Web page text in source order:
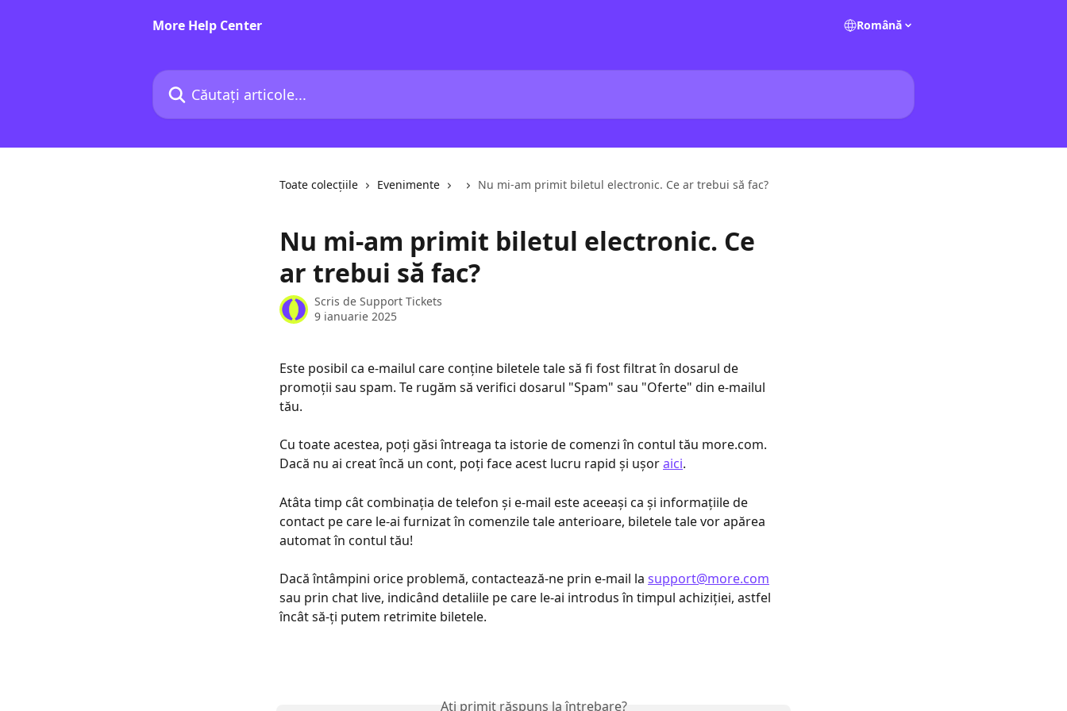
More Help Center
Română
Căutați articole...
Toate colecțiile Evenimente Nu mi-am primit biletul electronic. Ce ar trebui să fac?
Nu mi-am primit biletul electronic. Ce
ar trebui să fac?
Scris de Support Tickets
9 ianuarie 2025
Este posibil ca e-mailul care conține biletele tale să fi fost filtrat în dosarul de
promoții sau spam. Te rugăm să verifici dosarul "Spam" sau "Oferte" din e-mailul
tău.
Cu toate acestea, poți găsi întreaga ta istorie de comenzi în contul tău more.com.
Dacă nu ai creat încă un cont, poți face acest lucru rapid și ușor aici.
Atâta timp cât combinația de telefon și e-mail este aceeași ca și informațiile de
contact pe care le-ai furnizat în comenzile tale anterioare, biletele tale vor apărea
automat în contul tău!
Dacă întâmpini orice problemă, contactează-ne prin e-mail la support@more.com
sau prin chat live, indicând detaliile pe care le-ai introdus în timpul achiziției, astfel
încât să-ți putem retrimite biletele.
Ați primit răspuns la întrebare?